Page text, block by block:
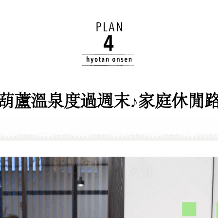
蘆溫泉度過週末♪家庭休閒